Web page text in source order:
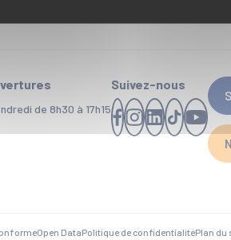
de 8h30 à 17h15
Suivez-nous
Open DataPolitique de confidentialitéPlan du